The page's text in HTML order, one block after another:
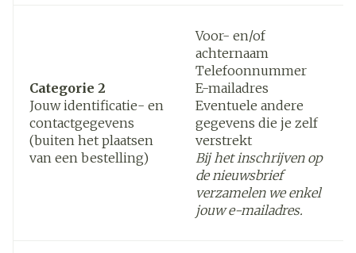
Categorie 2
Jouw identificatie- en
contactgegevens
(buiten het plaatsen
van een bestelling)
Voor- en/of
achternaam
Telefoonnummer
E-mailadres
Eventuele andere
gegevens die je zelf
verstrekt
Bij het inschrijven op
de nieuwsbrief
verzamelen we enkel
jouw e-mailadres.